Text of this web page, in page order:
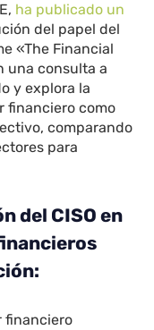
ha publicado un
del papel del
«The Financial
una consulta a
y explora la
financiero como
comparando
para
del CISO en
financiero